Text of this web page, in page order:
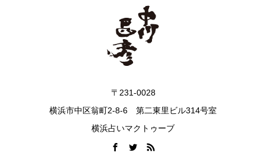
〒231-0028
横浜市中区翁町2-8-6 第二東里ビル314号室
横浜占いマクトゥーブ